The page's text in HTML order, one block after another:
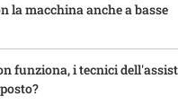
la macchina anche a basse
funziona, i tecnici